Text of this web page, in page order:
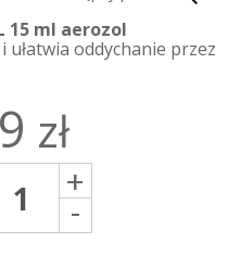
15 ml aerozol
oddychanie przez
zł
+
-